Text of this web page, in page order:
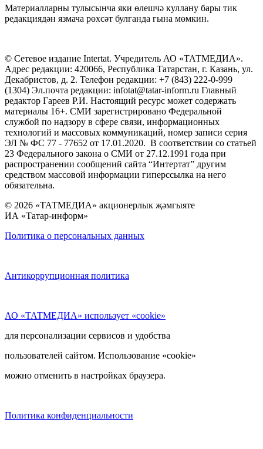
Материалларны тулысынча яки өлешчә куллану бары тик
редакциядән язмача рөхсәт булганда гына мөмкин.
© Сетевое издание Intertat. Учредитель АО «ТАТМЕДИА».
Адрес редакции: 420066, Республика Татарстан, г. Казань, ул.
Декабристов, д. 2. Телефон редакции: +7 (843) 222-0-999
(1304) Эл.почта редакции: infotat@tatar-inform.ru Главный
редактор Гареев Р.И. Настоящий ресурс может содержать
материалы 16+. СМИ зарегистрировано Федеральной
службой по надзору в сфере связи, информационных
технологий и массовых коммуникаций, номер записи серия
ЭЛ № ФС 77 - 77652 от 17.01.2020. В соответствии со статьей
23 Федерального закона о СМИ от 27.12.1991 года при
распространении сообщений сайта “Интертат” другим
средством массовой информации гиперссылка на него
обязательна.
© 2026 «ТАТМЕДИА» акционерлык җәмгыяте
ИА «Татар-информ»
Политика о персональных данных
Антикоррупционная политика
АО «ТАТМЕДИА» использует «cookie»
для персонализации сервисов и удобства
пользователей сайтом. Использование «cookie»
можно отменить в настройках браузера.
Политика конфиденциальности